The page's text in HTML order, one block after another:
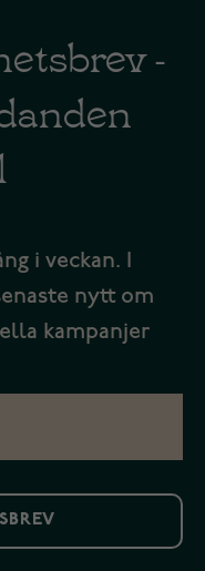
-
i veckan. I
nytt om
kampanjer